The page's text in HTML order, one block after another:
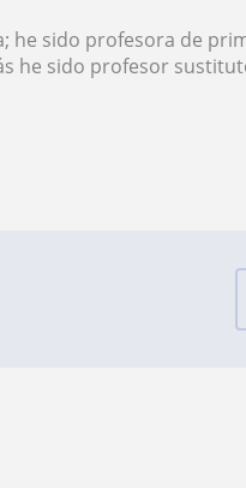
he sido profesora de
he sido profesor